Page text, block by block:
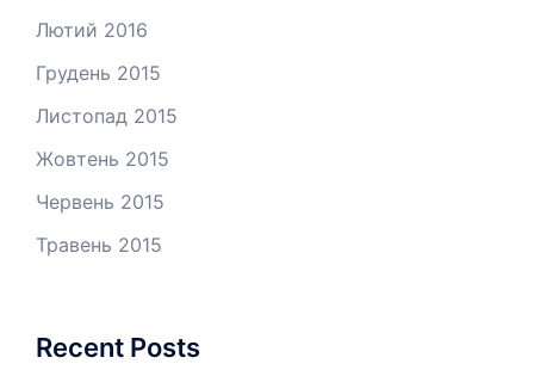
Лютий 2016
Грудень 2015
Листопад 2015
Жовтень 2015
Червень 2015
Травень 2015
Recent Posts